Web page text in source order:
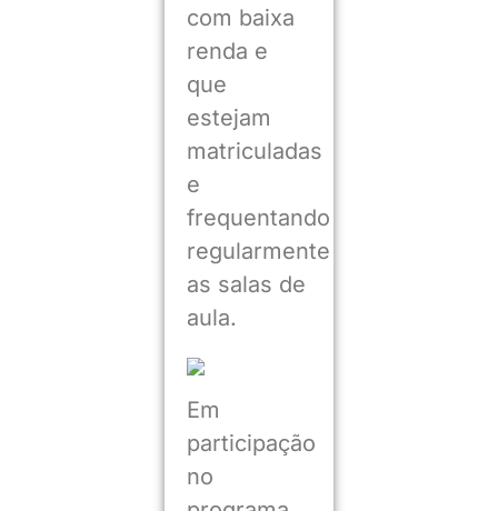
com baixa
renda e
que
estejam
matriculadas
e
frequentando
regularmente
as salas de
aula.
Em
participação
no